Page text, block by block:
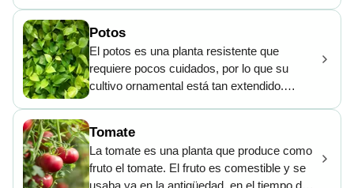
fabricar el color amarillo azafrán. Por su
larga historia de cultivo en ese país, es
frecuente hallarlo representado en pinturas y
poemas chinos.
Potos
El potos es una planta resistente que
requiere pocos cuidados, por lo que su
cultivo ornamental está tan extendido.
natural es extremadamente rara. La última
de la que se tiene constancia fue en 1964 en
Singapur.
Tomate
La tomate es una planta que produce como
fruto el tomate. El fruto es comestible y se
usaba ya en la antigüedad, en el tiempo de